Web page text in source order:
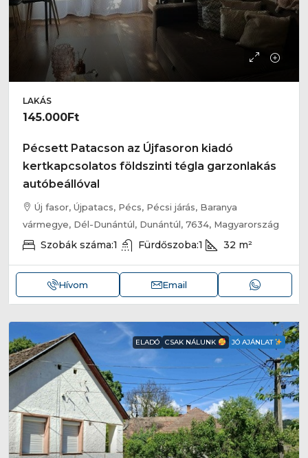
LAKÁS
145.000Ft
Pécsett Patacson az Újfasoron kiadó
kertkapcsolatos földszinti tégla garzonlakás
autóbeállóval
Új fasor, Újpatacs, Pécs, Pécsi járás, Baranya
vármegye, Dél-Dunántúl, Dunántúl, 7634, Magyarország
Szobák száma:1 Fürdőszoba:1 32 m²
Hívom Email
ELADÓ CSAK NÁLUNK JÓ AJÁNLAT